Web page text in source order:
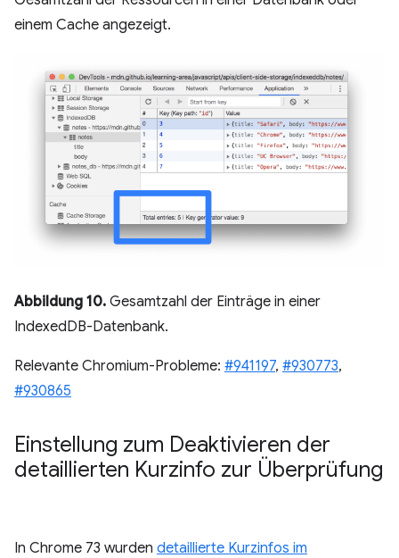
einem Cache angezeigt.
Abbildung 10. Gesamtzahl der Einträge in einer
IndexedDB-Datenbank.
Relevante Chromium-Probleme: #941197, #930773,
#930865
Einstellung zum Deaktivieren der
detaillierten Kurzinfo zur Überprüfung
In Chrome 73 wurden detaillierte Kurzinfos im